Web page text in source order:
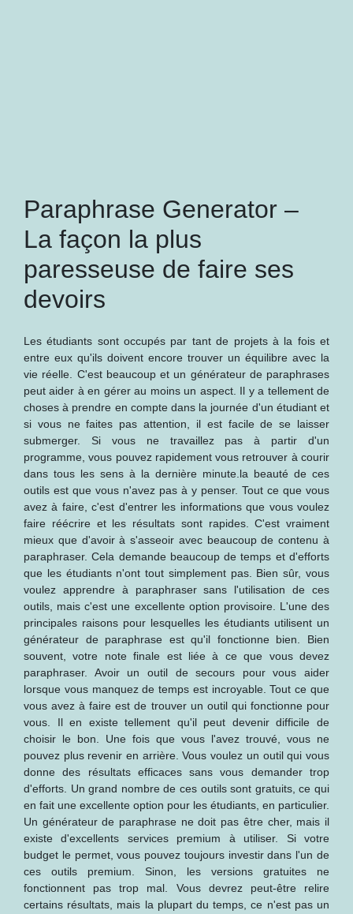
Paraphrase Generator –
La façon la plus
paresseuse de faire ses
devoirs
Les étudiants sont occupés par tant de projets à la fois et
entre eux qu'ils doivent encore trouver un équilibre avec la
vie réelle. C'est beaucoup et un générateur de paraphrases
peut aider à en gérer au moins un aspect. Il y a tellement de
choses à prendre en compte dans la journée d'un étudiant et
si vous ne faites pas attention, il est facile de se laisser
submerger. Si vous ne travaillez pas à partir d'un
programme, vous pouvez rapidement vous retrouver à courir
dans tous les sens à la dernière minute.la beauté de ces
outils est que vous n'avez pas à y penser. Tout ce que vous
avez à faire, c'est d'entrer les informations que vous voulez
faire réécrire et les résultats sont rapides. C'est vraiment
mieux que d'avoir à s'asseoir avec beaucoup de contenu à
paraphraser. Cela demande beaucoup de temps et d'efforts
que les étudiants n'ont tout simplement pas. Bien sûr, vous
voulez apprendre à paraphraser sans l'utilisation de ces
outils, mais c'est une excellente option provisoire. L'une des
principales raisons pour lesquelles les étudiants utilisent un
générateur de paraphrase est qu'il fonctionne bien. Bien
souvent, votre note finale est liée à ce que vous devez
paraphraser. Avoir un outil de secours pour vous aider
lorsque vous manquez de temps est incroyable. Tout ce que
vous avez à faire est de trouver un outil qui fonctionne pour
vous. Il en existe tellement qu'il peut devenir difficile de
choisir le bon. Une fois que vous l'avez trouvé, vous ne
pouvez plus revenir en arrière. Vous voulez un outil qui vous
donne des résultats efficaces sans vous demander trop
d'efforts. Un grand nombre de ces outils sont gratuits, ce qui
en fait une excellente option pour les étudiants, en particulier.
Un générateur de paraphrase ne doit pas être cher, mais il
existe d'excellents services premium à utiliser. Si votre
budget le permet, vous pouvez toujours investir dans l'un de
ces outils premium. Sinon, les versions gratuites ne
fonctionnent pas trop mal. Vous devrez peut-être relire
certains résultats, mais la plupart du temps, ce n'est pas un